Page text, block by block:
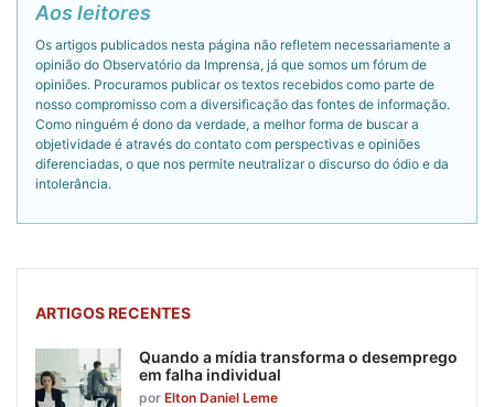
Aos leitores
Os artigos publicados nesta página não refletem necessariamente a
opinião do Observatório da Imprensa, já que somos um fórum de
opiniões. Procuramos publicar os textos recebidos como parte de
nosso compromisso com a diversificação das fontes de informação.
Como ninguém é dono da verdade, a melhor forma de buscar a
objetividade é através do contato com perspectivas e opiniões
diferenciadas, o que nos permite neutralizar o discurso do ódio e da
intolerância.
ARTIGOS RECENTES
Quando a mídia transforma o desemprego
em falha individual
por Elton Daniel Leme